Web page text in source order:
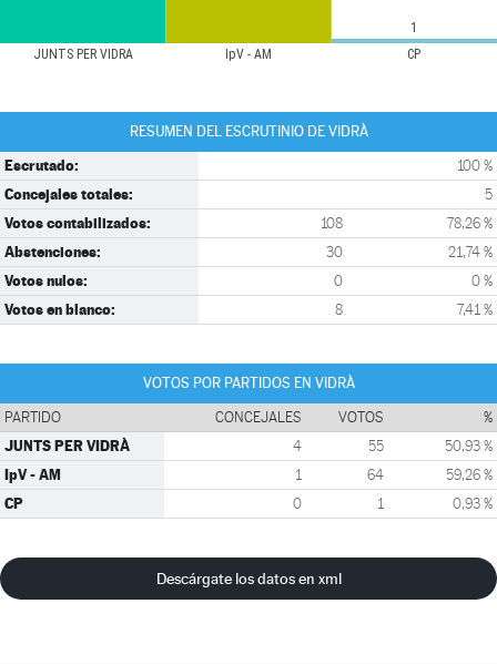
JUNTS PER VIDRÀ IpV - AM CP
1
RESUMEN DEL ESCRUTINIO DE VIDRÀ
Escrutado: 100 %
Concejales totales: 5
Votos contabilizados: 108 78,26 %
Abstenciones: 30 21,74 %
Votos nulos: 0 0 %
Votos en blanco: 8 7,41 %
VOTOS POR PARTIDOS EN VIDRÀ
PARTIDO CONCEJALES VOTOS %
JUNTS PER VIDRÀ 4 55 50,93 %
IpV - AM 1 64 59,26 %
CP 0 1 0,93 %
Descárgate los datos en xml